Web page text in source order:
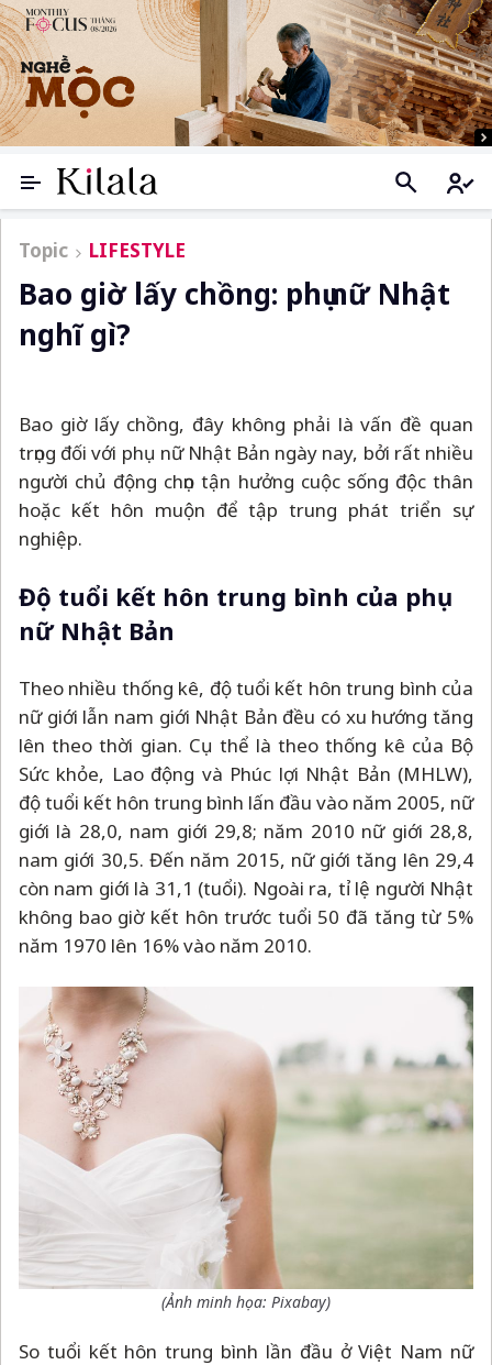
Topic LIFESTYLE
Bao giờ lấy chồng: phụ nữ Nhật
nghĩ gì?
Bao giờ lấy chồng, đây không phải là vấn đề quan
trọng đối với phụ nữ Nhật Bản ngày nay, bởi rất nhiều
người chủ động chọn tận hưởng cuộc sống độc thân
hoặc kết hôn muộn để tập trung phát triển sự
nghiệp.
Độ tuổi kết hôn trung bình của phụ
nữ Nhật Bản
Theo nhiều thống kê, độ tuổi kết hôn trung bình của
nữ giới lẫn nam giới Nhật Bản đều có xu hướng tăng
lên theo thời gian. Cụ thể là theo thống kê của Bộ
Sức khỏe, Lao động và Phúc lợi Nhật Bản (MHLW),
độ tuổi kết hôn trung bình lấn đầu vào năm 2005, nữ
giới là 28,0, nam giới 29,8; năm 2010 nữ giới 28,8,
nam giới 30,5. Đến năm 2015, nữ giới tăng lên 29,4
còn nam giới là 31,1 (tuổi). Ngoài ra, tỉ lệ người Nhật
không bao giờ kết hôn trước tuổi 50 đã tăng từ 5%
năm 1970 lên 16% vào năm 2010.
(Ảnh minh họa: Pixabay)
So tuổi kết hôn trung bình lần đầu ở Việt Nam nữ